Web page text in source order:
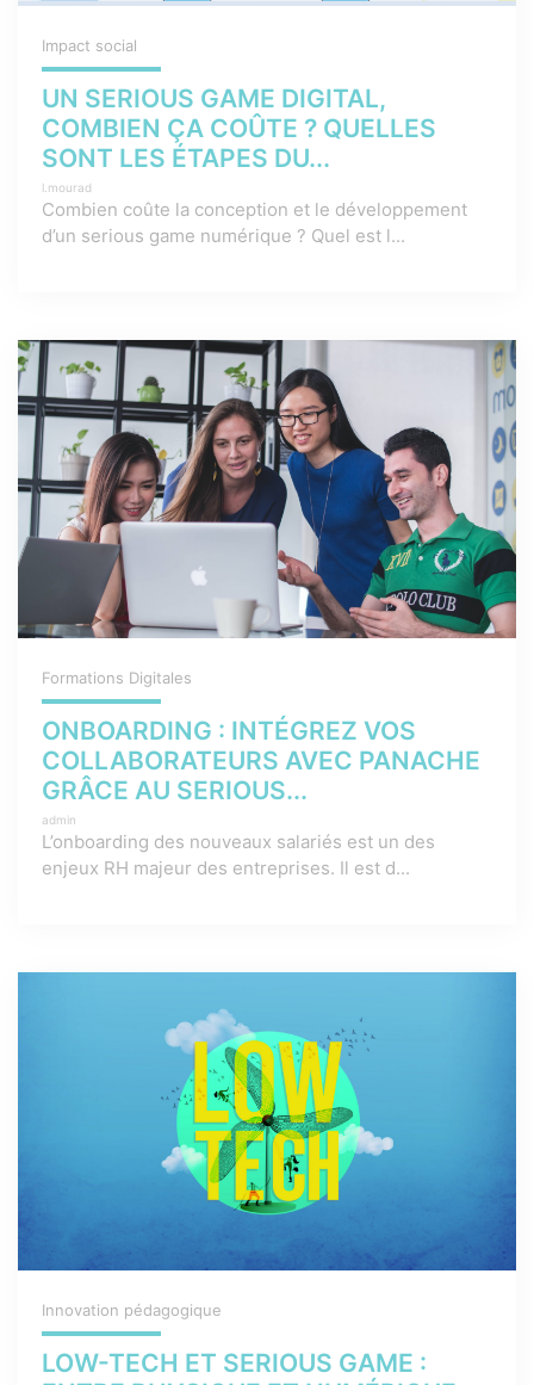
Impact social
UN SERIOUS GAME DIGITAL,
COMBIEN ÇA COÛTE ? QUELLES
SONT LES ÉTAPES DU...
l.mourad
Combien coûte la conception et le développement
d’un serious game numérique ? Quel est l...
Formations Digitales
ONBOARDING : INTÉGREZ VOS
COLLABORATEURS AVEC PANACHE
GRÂCE AU SERIOUS...
admin
L’onboarding des nouveaux salariés est un des
enjeux RH majeur des entreprises. Il est d...
Innovation pédagogique
LOW-TECH ET SERIOUS GAME :